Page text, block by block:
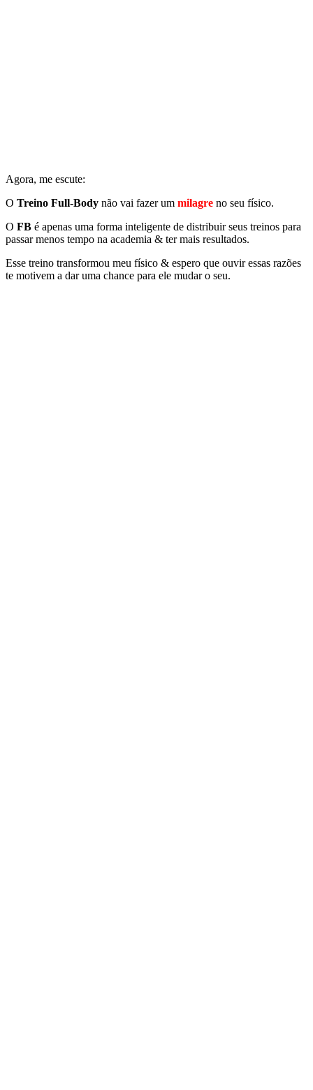
Agora, me escute:
O Treino Full-Body não vai fazer um milagre no seu físico.
O FB é apenas uma forma inteligente de distribuir seus treinos para
passar menos tempo na academia & ter mais resultados.
Esse treino transformou meu físico & espero que ouvir essas razões
te motivem a dar uma chance para ele mudar o seu.